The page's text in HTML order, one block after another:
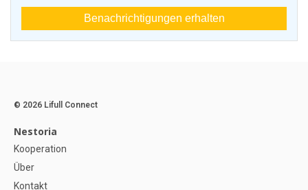
Benachrichtigungen erhalten
© 2026 Lifull Connect
Nestoria
Kooperation
Über
Kontakt